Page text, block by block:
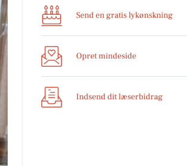
Send en gratis lykønskning
Opret mindeside
Indsend dit læserbidrag